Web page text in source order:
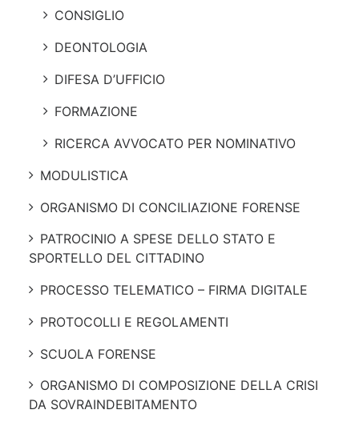
CONSIGLIO
DEONTOLOGIA
DIFESA D’UFFICIO
FORMAZIONE
RICERCA AVVOCATO PER NOMINATIVO
MODULISTICA
ORGANISMO DI CONCILIAZIONE FORENSE
PATROCINIO A SPESE DELLO STATO E
SPORTELLO DEL CITTADINO
PROCESSO TELEMATICO – FIRMA DIGITALE
PROTOCOLLI E REGOLAMENTI
SCUOLA FORENSE
ORGANISMO DI COMPOSIZIONE DELLA CRISI
DA SOVRAINDEBITAMENTO